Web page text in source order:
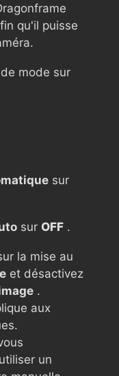
qu'il puisse
de mode sur
sur
sur OFF .
la mise au
et désactivez
.
aux
un